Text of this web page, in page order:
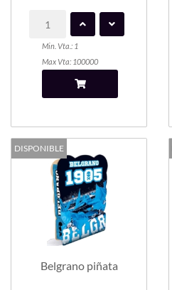
Min. Vta.: 1
Max Vta: 100000
DISPONIBLE
Belgrano piñata